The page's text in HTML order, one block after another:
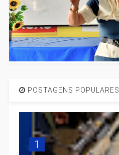
POSTAGENS POPULARES
1